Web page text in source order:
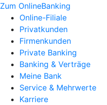
Zum OnlineBanking
Online-Filiale
Privatkunden
Firmenkunden
Private Banking
Banking & Verträge
Meine Bank
Service & Mehrwerte
Karriere